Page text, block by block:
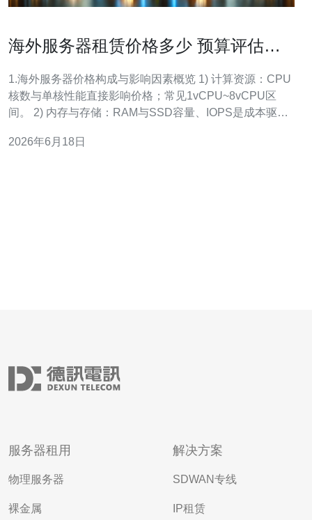
海外服务器租赁价格多少 预算评估模
1.海外服务器价格构成与影响因素概览 1) 计算资源：CPU
核数与单核性能直接影响价格；常见1vCPU~8vCPU区
间。 2) 内存与存储：RAM与SSD容量、IOPS是成本驱动
按月固定带宽或按流量计费（按GB或95th），差异大。 4)
2026年6月18日
服务器租用
物理服务器
裸金属
解决方案
SDWAN专线
IP租赁